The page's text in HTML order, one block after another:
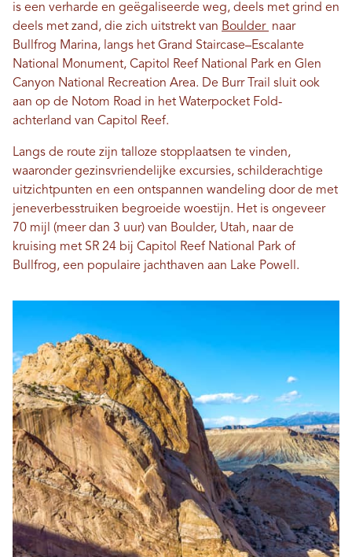
is een verharde en geëgaliseerde weg, deels met grind en
deels met zand, die zich uitstrekt van Boulder naar
Bullfrog Marina, langs het Grand Staircase–Escalante
National Monument, Capitol Reef National Park en Glen
Canyon National Recreation Area. De Burr Trail sluit ook
aan op de Notom Road in het Waterpocket Fold-
achterland van Capitol Reef.
Langs de route zijn talloze stopplaatsen te vinden,
waaronder gezinsvriendelijke excursies, schilderachtige
uitzichtpunten en een ontspannen wandeling door de met
jeneverbesstruiken begroeide woestijn. Het is ongeveer
70 mijl (meer dan 3 uur) van Boulder, Utah, naar de
kruising met SR 24 bij Capitol Reef National Park of
Bullfrog, een populaire jachthaven aan Lake Powell.